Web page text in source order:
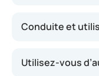
Conduite et
Utilisez-vous